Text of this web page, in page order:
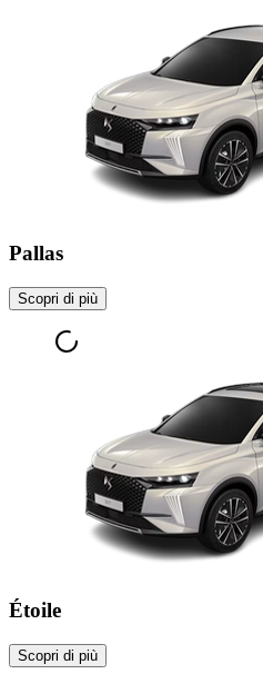
Pallas
Scopri di più
Étoile
Scopri di più